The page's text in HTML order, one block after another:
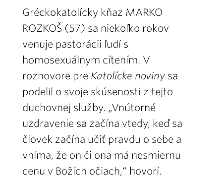
Gréckokatolícky kňaz MARKO
ROZKOŠ (57) sa niekoľko rokov
venuje pastorácii ľudí s
homosexuálnym cítením. V
rozhovore pre Katolícke noviny sa
podelil o svoje skúsenosti z tejto
duchovnej služby. „Vnútorné
uzdravenie sa začína vtedy, keď sa
človek začína učiť pravdu o sebe a
vníma, že on či ona má nesmiernu
cenu v Božích očiach,“ hovorí.